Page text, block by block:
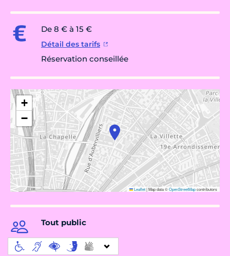
De 8 € à 15 €
Détail des tarifs
Réservation conseillée
+
−
Leaflet|Map data ©OpenStreetMapcontributors
Tout public